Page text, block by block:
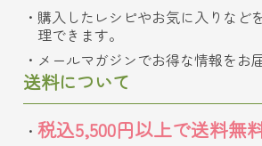
購入したレシピやお気に入りなど
理できます。
メールマガジンでお得な情報をお
送料について
税込5,500円以上で送料無